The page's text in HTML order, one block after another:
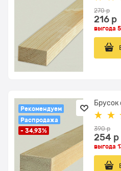
270 р
216 р
выгода
Рекомендуем
Распродажа
- 34,93%
390 р
254 р
выгода